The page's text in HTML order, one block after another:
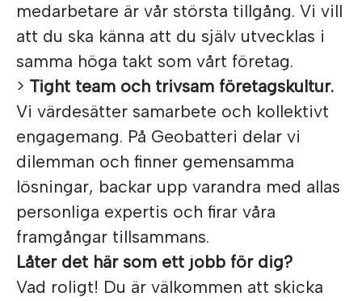
medarbetare är vår största tillgång. Vi vill
att du ska känna att du själv utvecklas i
samma höga takt som vårt företag.
> Tight team och trivsam företagskultur.
Vi värdesätter samarbete och kollektivt
engagemang. På Geobatteri delar vi
dilemman och finner gemensamma
lösningar, backar upp varandra med allas
personliga expertis och firar våra
framgångar tillsammans.
Låter det här som ett jobb för dig?
Vad roligt! Du är välkommen att skicka